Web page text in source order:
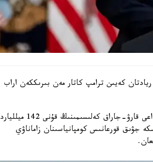
كەيىن ترامپ كاتار مەن بىرىككەن اراب
اق ءۇيدىڭ مالىمدەمەسىندە ا ق ش پەن ساۋد ارابياسى اراسىنداعى قارۋ-جاراق كەلىسىمىنىڭ قۇنى 142 ميلليارد
جۋىق قورعانىس كومپانياسىنان زاماناۋي